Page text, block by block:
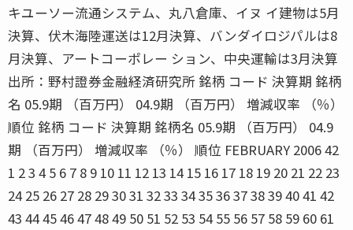
キユーソー流通システム、丸八倉庫、イヌ イ建物は5月
決算、伏木海陸運送は12月決算、バンダイロジパルは8
月決算、アートコーポレー ション、中央運輸は3月決算
出所：野村證券金融経済研究所 銘柄 コード 決算期 銘柄
名 05.9期 （百万円） 04.9期 （百万円） 増減収率 （％）
順位 銘柄 コード 決算期 銘柄名 05.9期 （百万円） 04.9
期 （百万円） 増減収率 （％） 順位 FEBRUARY 2006 42
1 2 3 4 5 6 7 8 9 10 11 12 13 14 15 16 17 18 19 20 21 22 23
24 25 26 27 28 29 30 31 32 33 34 35 36 37 38 39 40 41 42
43 44 45 46 47 48 49 50 51 52 53 54 55 56 57 58 59 60 61